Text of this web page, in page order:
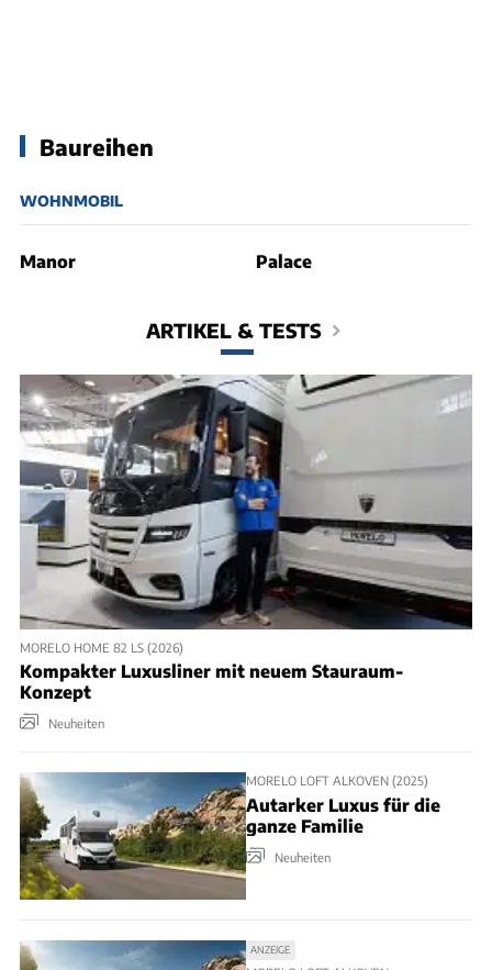
Baureihen
WOHNMOBIL
Manor Palace
ARTIKEL & TESTS
MORELO HOME 82 LS (2026)
Kompakter Luxusliner mit neuem Stauraum-
Konzept
Neuheiten
MORELO LOFT ALKOVEN (2025)
Autarker Luxus für die
ganze Familie
Neuheiten
ANZEIGE